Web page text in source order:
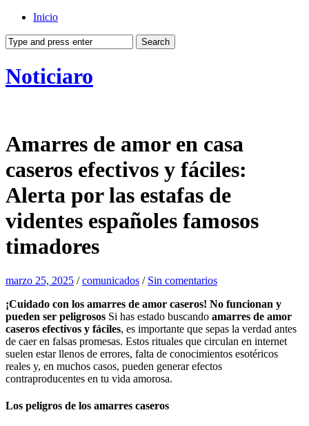
Inicio
Noticiaro
Amarres de amor en casa
caseros efectivos y fáciles:
Alerta por las estafas de
videntes españoles famosos
timadores
marzo 25, 2025 /comunicados / Sin comentarios
¡Cuidado con los amarres de amor caseros! No funcionan y
pueden ser peligrosos Si has estado buscando amarres de amor
caseros efectivos y fáciles, es importante que sepas la verdad antes
de caer en falsas promesas. Estos rituales que circulan en internet
suelen estar llenos de errores, falta de conocimientos esotéricos
reales y, en muchos casos, pueden generar efectos
contraproducentes en tu vida amorosa.
Los peligros de los amarres caseros